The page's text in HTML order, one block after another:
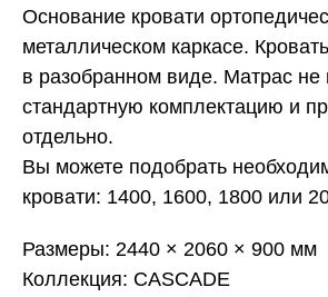
Основание кровати
металлическом каркасе.
в разобранном виде. Матрас не
стандартную комплектацию и
отдельно.
Вы можете подобрать
кровати: 1400, 1600, 1800 или
Размеры: 2440 × 2060 × 900 мм
Коллекция: CASCADE